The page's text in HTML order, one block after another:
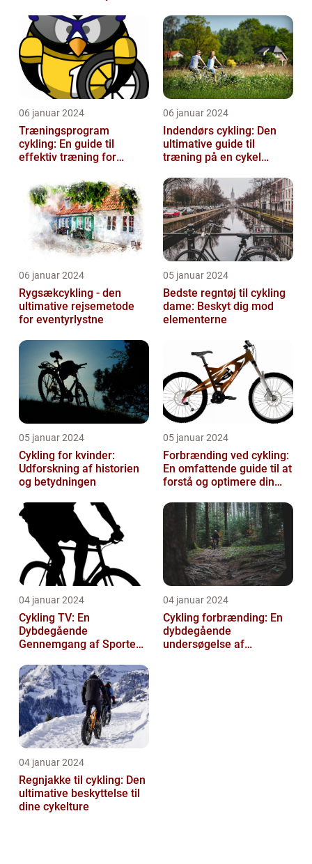
06 januar 2024
Træningsprogram
cykling: En guide til
effektiv træning for
06 januar 2024
Indendørs cykling: Den
ultimative guide til
træning på en cykel
06 januar 2024
Rygsækcykling - den
ultimative rejsemetode
for eventyrlystne
05 januar 2024
Bedste regntøj til cykling
dame: Beskyt dig mod
elementerne
05 januar 2024
Cykling for kvinder:
Udforskning af historien
og betydningen
05 januar 2024
Forbrænding ved cykling:
En omfattende guide til at
forstå og optimere din
04 januar 2024
Cykling TV: En
Dybdegående
Gennemgang af Sportens
04 januar 2024
Cykling forbrænding: En
dybdegående
undersøgelse af
04 januar 2024
Regnjakke til cykling: Den
ultimative beskyttelse til
dine cykelture